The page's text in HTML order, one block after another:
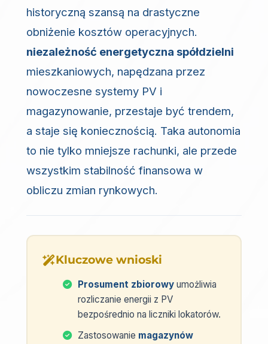
historyczną szansą na drastyczne
obniżenie kosztów operacyjnych.
niezależność energetyczna spółdzielni
mieszkaniowych, napędzana przez
nowoczesne systemy PV i
magazynowanie, przestaje być trendem,
a staje się koniecznością. Taka autonomia
to nie tylko mniejsze rachunki, ale przede
wszystkim stabilność finansowa w
obliczu zmian rynkowych.
Kluczowe wnioski
Prosument zbiorowy umożliwia
rozliczanie energii z PV
bezpośrednio na liczniki lokatorów.
Zastosowanie magazynów